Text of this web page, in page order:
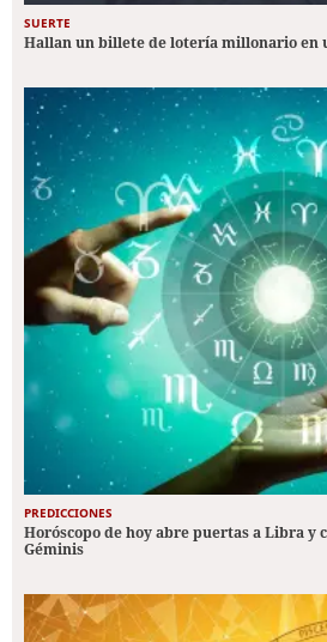
SUERTE
Hallan un billete de lotería millonario en
PREDICCIONES
Horóscopo de hoy abre puertas a Libra y
Géminis